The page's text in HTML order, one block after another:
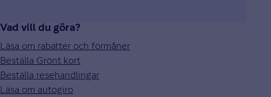
Vad vill du göra?
Läsa om rabatter och förmåner
Beställa Grönt kort
Beställa resehandlingar
Läsa om autogiro